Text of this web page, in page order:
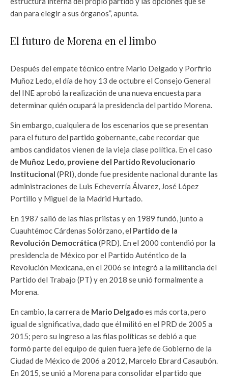
dan para elegir a sus órganos”, apunta.
El futuro de Morena en el limbo
Después del empate técnico entre Mario Delgado y Porfirio
Muñoz Ledo, el día de hoy 13 de octubre el Consejo General
del INE aprobó la realización de una nueva encuesta para
determinar quién ocupará la presidencia del partido Morena.
Sin embargo, cualquiera de los escenarios que se presentan
para el futuro del partido gobernante, cabe recordar que
ambos candidatos vienen de la vieja clase política. En el caso
de Muñoz Ledo, proviene del Partido Revolucionario
Institucional (PRI), donde fue presidente nacional durante las
administraciones de Luis Echeverría Álvarez, José López
Portillo y Miguel de la Madrid Hurtado.
En 1987 salió de las filas priistas y en 1989 fundó, junto a
Cuauhtémoc Cárdenas Solórzano, el Partido de la
Revolución Democrática (PRD). En el 2000 contendió por la
presidencia de México por el Partido Auténtico de la
Revolución Mexicana, en el 2006 se integró a la militancia del
Partido del Trabajo (PT) y en 2018 se unió formalmente a
Morena.
En cambio, la carrera de Mario Delgadoes más corta, pero
igual de significativa, dado que él militó en el PRD de 2005 a
2015; pero su ingreso a las filas políticas se debió a que
formó parte del equipo de quien fuera jefe de Gobierno de la
Ciudad de México de 2006 a 2012, Marcelo Ebrard Casaubón.
En 2015, se unió a Morena para consolidar el partido que